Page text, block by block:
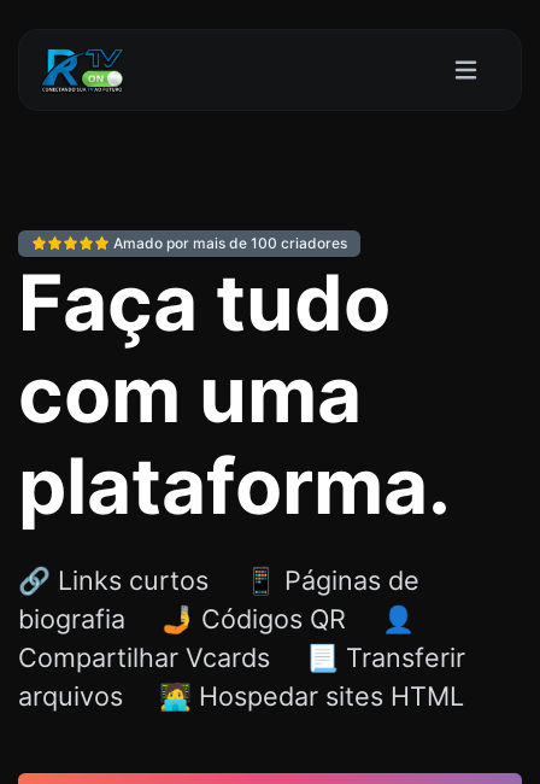
Amado por mais de 100 criadores
Faça tudo
com uma
plataforma.
🔗 Links curtos 📱 Páginas de
biografia 🤳 Códigos QR 👤
Compartilhar Vcards 📃 Transferir
arquivos 🧑‍💻 Hospedar sites HTML